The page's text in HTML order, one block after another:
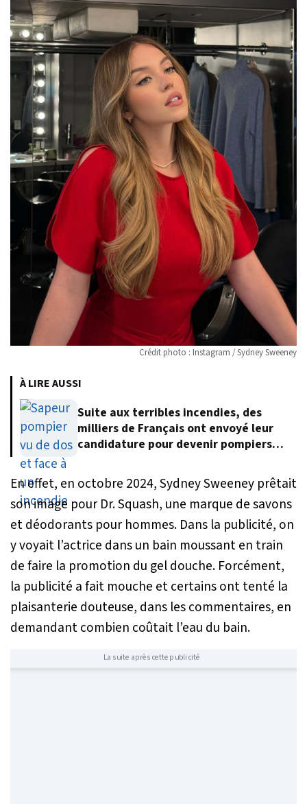
Crédit photo : Instagram / Sydney Sweeney
À LIRE AUSSI
Suite aux terribles incendies, des
milliers de Français ont envoyé leur
candidature pour devenir pompiers
En effet, en octobre 2024, Sydney Sweeney prêtait
son image pour Dr. Squash, une marque de savons
et déodorants pour hommes. Dans la publicité, on
y voyait l’actrice dans un bain moussant en train
de faire la promotion du gel douche. Forcément,
la publicité a fait mouche et certains ont tenté la
plaisanterie douteuse, dans les commentaires, en
demandant combien coûtait l’eau du bain.
La suite après cette publicité